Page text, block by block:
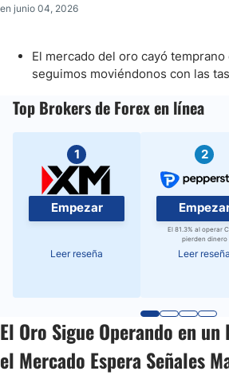
en junio 04, 2026
El mercado del oro cayó
seguimos moviéndonos con las
Top Brokers de Forex en línea
1
Empezar
Leer reseña
2
El 81.3% al operar
pierden dinero
Leer reseña
El Oro Sigue Operando en
el Mercado Espera Señales